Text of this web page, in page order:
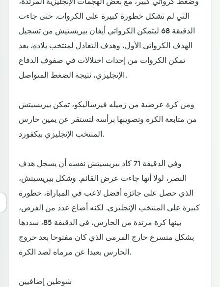
التي لم تشكل خطورة كبيرة على الكروات. حتى جاءت
الدقيقة 68 ليتمكن الكرواتي أيفان بيريستيش من تسجيل
الهدف الكرواتي الأول، وهدف التعادل لمنتخب بلاده، بعد
تمكن الكروات من إحداث اختلالات في صفوف الدفاع
الإنجليزي، نتيجة الضغط المتواصل.
ومن كرة عرضية من زميله فيرساليكو، تمكن بيريسيتش
من متابعة الكرة وتصويبها برأسه لتستقر عن يمين حارس
المنتخب الإنجليزي بيكفورد.
وفي الدقيقة 71 كاد بيريسيتش نفسه أن يسجل هدف
النصر، لولا أنها جاءت عرض القائم. وشكل بيريسيتش،
الذي حصل على جائزة أفضل لاعب في المباراة، خطورة
كبيرة على المنتخب الإنجليزي. لكنه أضاع عدد من الفرص،
بينها كرة مرتدة من الحارس، في الدقيقة 85، سددها
بشكل متسرع خارج المرمى الذي كان مفتوحا بعد خروج
الحارس بعيدا عن مرماه لصد الكرة.
شوطين إضافيين